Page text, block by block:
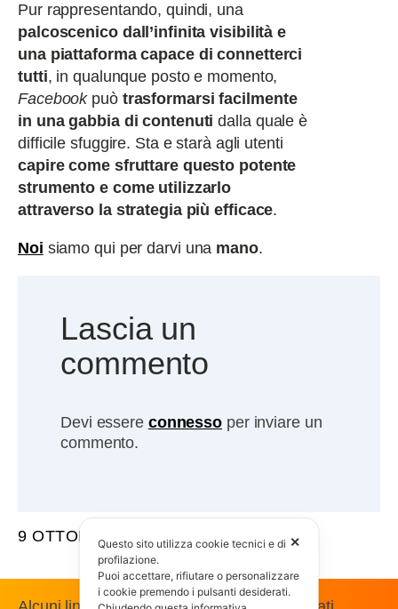
Pur rappresentando, quindi, una
palcoscenico dall’infinita visibilità e
una piattaforma capace di connetterci
tutti, in qualunque posto e momento,
Facebookpuò trasformarsi facilmente
in una gabbia di contenuti dalla quale è
difficile sfuggire. Sta e starà agli utenti
capire come sfruttare questo potente
strumento e come utilizzarlo
attraverso la strategia più efficace.
Noi siamo qui per darvi una mano.
Lascia un
commento
Devi essere connesso per inviare un
commento.
9 OTTOBRE 2012 ✕
Questo sito utilizza cookie tecnici e di
profilazione.
Puoi accettare, rifiutare o personalizzare
i cookie premendo i pulsanti desiderati.